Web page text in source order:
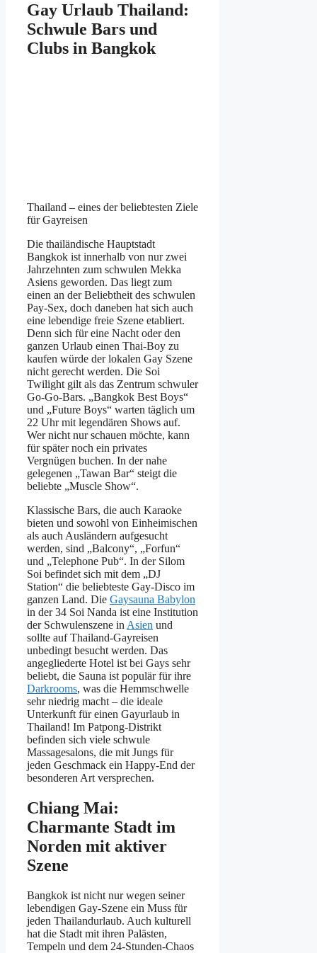
Gay Urlaub Thailand:
Schwule Bars und
Clubs in Bangkok
Thailand – eines der beliebtesten Ziele
für Gayreisen
Die thailändische Hauptstadt
Bangkok ist innerhalb von nur zwei
Jahrzehnten zum schwulen Mekka
Asiens geworden. Das liegt zum
einen an der Beliebtheit des schwulen
Pay-Sex, doch daneben hat sich auch
eine lebendige freie Szene etabliert.
Denn sich für eine Nacht oder den
ganzen Urlaub einen Thai-Boy zu
kaufen würde der lokalen Gay Szene
nicht gerecht werden. Die Soi
Twilight gilt als das Zentrum schwuler
Go-Go-Bars. „Bangkok Best Boys“
und „Future Boys“ warten täglich um
22 Uhr mit legendären Shows auf.
Wer nicht nur schauen möchte, kann
für später noch ein privates
Vergnügen buchen. In der nahe
gelegenen „Tawan Bar“ steigt die
beliebte „Muscle Show“.
Klassische Bars, die auch Karaoke
bieten und sowohl von Einheimischen
als auch Ausländern aufgesucht
werden, sind „Balcony“, „Forfun“
und „Telephone Pub“. In der Silom
Soi befindet sich mit dem „DJ
Station“ die beliebteste Gay-Disco im
ganzen Land. Die Gaysauna Babylon
in der 34 Soi Nanda ist eine Institution
der Schwulenszene in Asien und
sollte auf Thailand-Gayreisen
unbedingt besucht werden. Das
angegliederte Hotel ist bei Gays sehr
beliebt, die Sauna ist populär für ihre
Darkrooms, was die Hemmschwelle
sehr niedrig macht – die ideale
Unterkunft für einen Gayurlaub in
Thailand! Im Patpong-Distrikt
befinden sich viele schwule
Massagesalons, die mit Jungs für
jeden Geschmack ein Happy-End der
besonderen Art versprechen.
Chiang Mai:
Charmante Stadt im
Norden mit aktiver
Szene
Bangkok ist nicht nur wegen seiner
lebendigen Gay-Szene ein Muss für
jeden Thailandurlaub. Auch kulturell
hat die Stadt mit ihren Palästen,
Tempeln und dem 24-Stunden-Chaos